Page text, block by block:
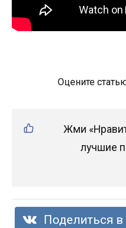
Оцените
Жми
лучшие
Поделиться в